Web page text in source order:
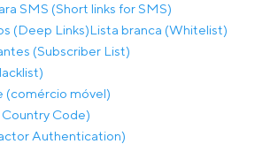
SMS (Short links for SMS)
(Deep Links)Lista branca (Whitelist)
(Subscriber List)
(comércio móvel)
Code)
Authentication)